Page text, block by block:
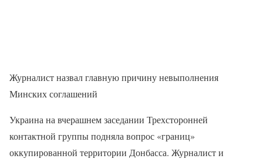
Журналист назвал главную причину невыполнения
Минских соглашений
Украина на вчерашнем заседании Трехсторонней
контактной группы подняла вопрос «границ»
оккупированной территории Донбасса. Журналист и